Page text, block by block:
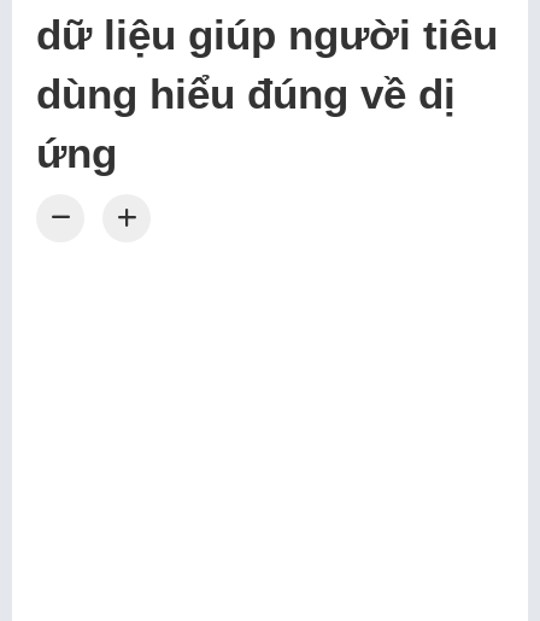
dữ liệu giúp người tiêu
dùng hiểu đúng về dị
ứng